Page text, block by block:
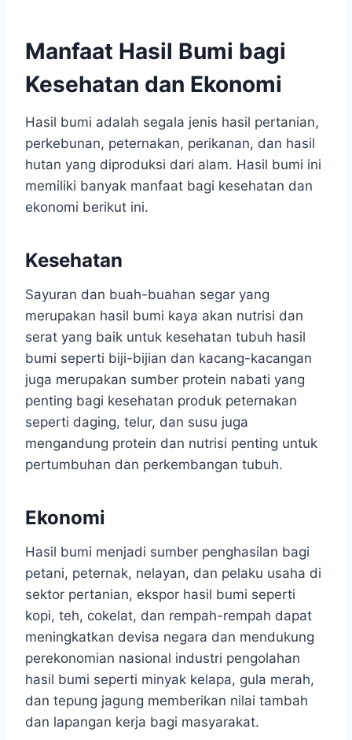
Manfaat Hasil Bumi bagi
Kesehatan dan Ekonomi
Hasil bumi adalah segala jenis hasil pertanian,
perkebunan, peternakan, perikanan, dan hasil
hutan yang diproduksi dari alam. Hasil bumi ini
memiliki banyak manfaat bagi kesehatan dan
ekonomi berikut ini.
Kesehatan
Sayuran dan buah-buahan segar yang
merupakan hasil bumi kaya akan nutrisi dan
serat yang baik untuk kesehatan tubuh hasil
bumi seperti biji-bijian dan kacang-kacangan
juga merupakan sumber protein nabati yang
penting bagi kesehatan produk peternakan
seperti daging, telur, dan susu juga
mengandung protein dan nutrisi penting untuk
pertumbuhan dan perkembangan tubuh.
Ekonomi
Hasil bumi menjadi sumber penghasilan bagi
petani, peternak, nelayan, dan pelaku usaha di
sektor pertanian, ekspor hasil bumi seperti
kopi, teh, cokelat, dan rempah-rempah dapat
meningkatkan devisa negara dan mendukung
perekonomian nasional industri pengolahan
hasil bumi seperti minyak kelapa, gula merah,
dan tepung jagung memberikan nilai tambah
dan lapangan kerja bagi masyarakat.